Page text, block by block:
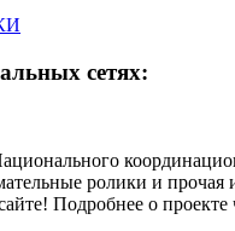
сетях:
ролики и
Подробнее о проекте